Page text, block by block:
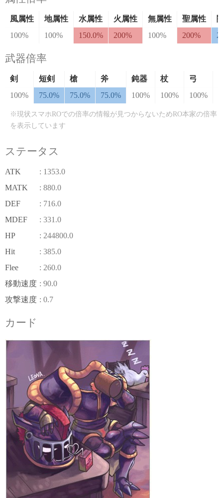
風属性 地属性 水属性 火属性 無属性 聖属性
100%
100% 150.0% 200% 100% 200%
武器倍率
剣 短剣 槍 斧 鈍器 杖 弓
100%
75.0% 75.0% 75.0% 100% 100% 100%
※現状スマホROでの倍率の情報が見つからないためRO本家の倍率
を表示しています
ステータス
ATK
: 1353.0
MATK
: 880.0
DEF
: 716.0
MDEF
: 331.0
HP
: 244800.0
Hit
: 385.0
Flee
: 260.0
移動速度 : 90.0
攻撃速度 : 0.7
カード